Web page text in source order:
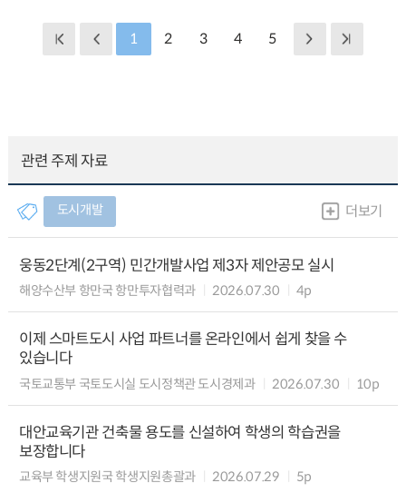
1 2 3 4 5
관련 주제 자료
도시개발 더보기
웅동2단계(2구역) 민간개발사업 제3자 제안공모 실시
해양수산부 항만국 항만투자협력과 2026.07.30 4p
이제 스마트도시 사업 파트너를 온라인에서 쉽게 찾을 수
있습니다
국토교통부 국토도시실 도시정책관 도시경제과 2026.07.30 10p
대안교육기관 건축물 용도를 신설하여 학생의 학습권을
보장합니다
교육부 학생지원국 학생지원총괄과 2026.07.29 5p